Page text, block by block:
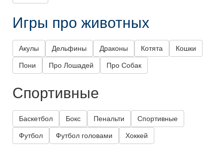
Игры про животных
Акулы Дельфины Драконы Котята Кошки
Пони Про Лошадей Про Собак
Спортивные
Баскетбол Бокс Пенальти Спортивные
Футбол Футбол головами Хоккей